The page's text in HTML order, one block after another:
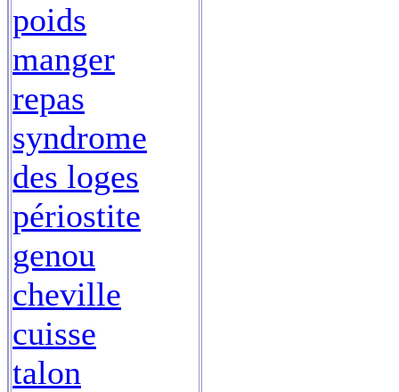
poids
manger
repas
syndrome
des loges
périostite
genou
cheville
cuisse
talon